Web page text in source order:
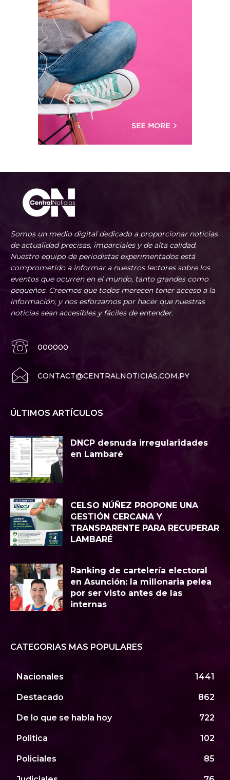
Somos un medio digital dedicado a proporcionar noticias
de actualidad precisas, imparciales y de alta calidad.
Nuestro equipo de periodistas experimentados está
comprometido a informar a nuestros lectores sobre los
eventos que ocurren en el mundo, tanto grandes como
pequeños. Creemos que todos merecen tener acceso a la
información, y nos esforzamos por hacer que nuestras
noticias sean accesibles y fáciles de entender.
000000
CONTACT@CENTRALNOTICIAS.COM.PY
ÚLTIMOS ARTÍCULOS
DNCP desnuda irregularidades
en Lambaré
CELSO NÚÑEZ PROPONE UNA
GESTIÓN CERCANA Y
TRANSPARENTE PARA RECUPERAR
LAMBARÉ
Ranking de cartelería electoral
en Asunción: la millonaria pelea
por ser visto antes de las
internas
CATEGORIAS MAS POPULARES
Nacionales 1441
Destacado 862
De lo que se habla hoy 722
Politica 102
Policiales 85